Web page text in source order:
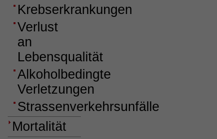
Krebserkrankungen
Verlust
an
Lebensqualität
Alkoholbedingte
Verletzungen
Strassenverkehrsunfälle
Mortalität